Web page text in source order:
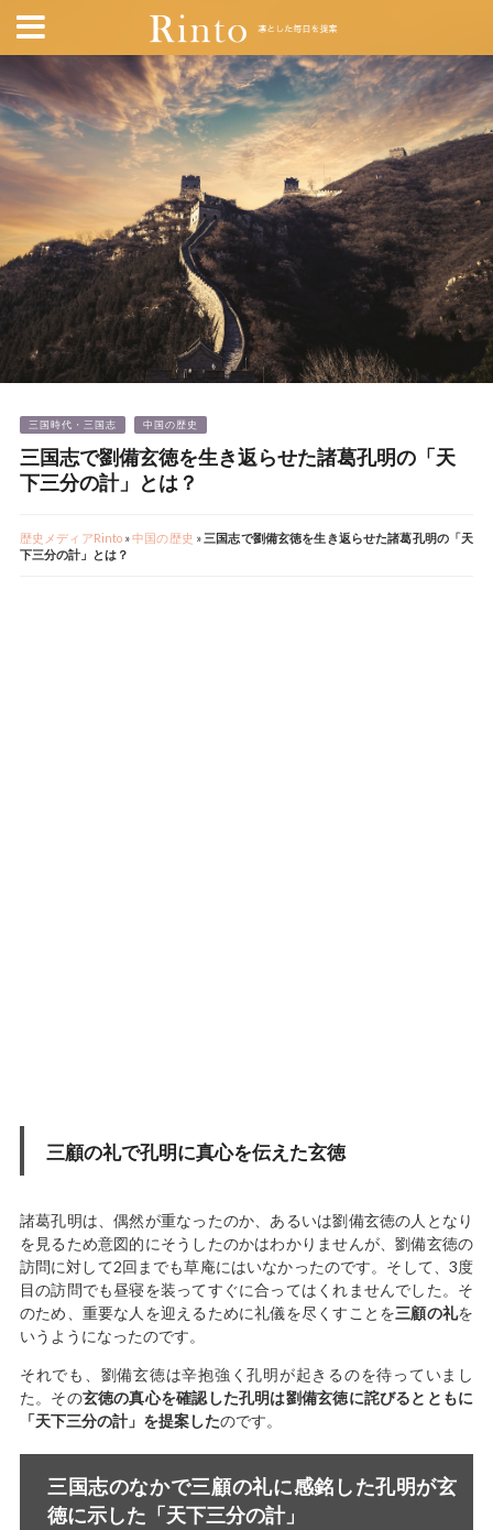
三国時代・三国志 中国の歴史
三国志で劉備玄徳を生き返らせた諸葛孔明の「天
下三分の計」とは？
歴史メディアRinto»中国の歴史 » 三国志で劉備玄徳を生き返らせた諸葛孔明の「天
下三分の計」とは？
三顧の礼で孔明に真心を伝えた玄徳
諸葛孔明は、偶然が重なったのか、あるいは劉備玄徳の人となり
を見るため意図的にそうしたのかはわかりませんが、劉備玄徳の
訪問に対して2回までも草庵にはいなかったのです。そして、3度
目の訪問でも昼寝を装ってすぐに合ってはくれませんでした。そ
のため、重要な人を迎えるために礼儀を尽くすことを三顧の礼を
いうようになったのです。
それでも、劉備玄徳は辛抱強く孔明が起きるのを待っていまし
た。その玄徳の真心を確認した孔明は劉備玄徳に詫びるとともに
「天下三分の計」を提案したのです。
三国志のなかで三顧の礼に感銘した孔明が玄
徳に示した「天下三分の計」